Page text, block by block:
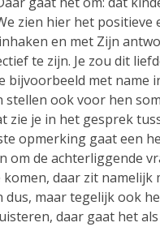
zien hier het positieve
en met Zijn
te zijn. Je zou dit
bijvoorbeeld met name
stellen ook voor hen
zie je in het gesprek
opmerking gaat een
om de achterliggende
daar zit namelijk
dus, maar tegelijk ook
daar gaat het